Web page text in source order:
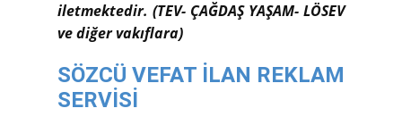
iletmektedir. (TEV- ÇAĞDAŞ YAŞAM- LÖSEV
ve diğer vakıflara)
SÖZCÜ VEFAT İLAN REKLAM
SERVİSİ